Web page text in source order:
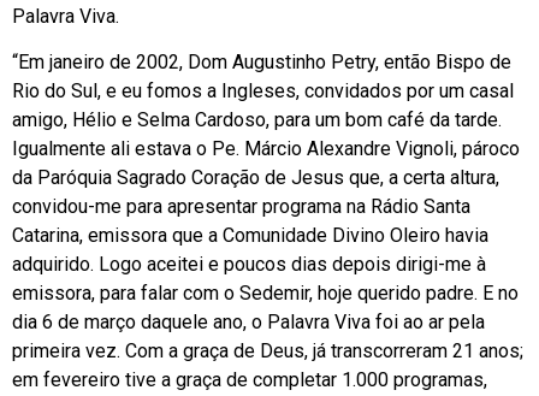
Palavra Viva.
“Em janeiro de 2002, Dom Augustinho Petry, então Bispo de
Rio do Sul, e eu fomos a Ingleses, convidados por um casal
amigo, Hélio e Selma Cardoso, para um bom café da tarde.
Igualmente ali estava o Pe. Márcio Alexandre Vignoli, pároco
da Paróquia Sagrado Coração de Jesus que, a certa altura,
convidou-me para apresentar programa na Rádio Santa
Catarina, emissora que a Comunidade Divino Oleiro havia
adquirido. Logo aceitei e poucos dias depois dirigi-me à
emissora, para falar com o Sedemir, hoje querido padre. E no
dia 6 de março daquele ano, o Palavra Viva foi ao ar pela
primeira vez. Com a graça de Deus, já transcorreram 21 anos;
em fevereiro tive a graça de completar 1.000 programas,